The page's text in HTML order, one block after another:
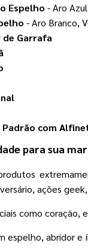
Espelho - Aro
- Aro Branco,
Garrafa
com
para sua
ações
como coração,
espelho, abridor